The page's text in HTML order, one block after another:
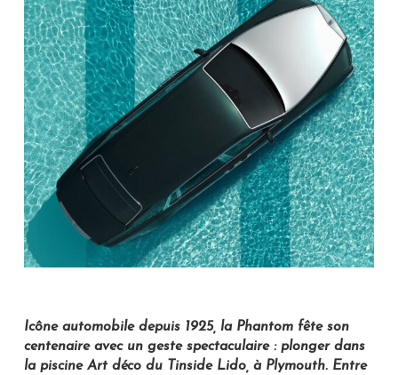
Icône automobile depuis 1925, la Phantom fête son
centenaire avec un geste spectaculaire : plonger dans
la piscine Art déco du Tinside Lido, à Plymouth. Entre